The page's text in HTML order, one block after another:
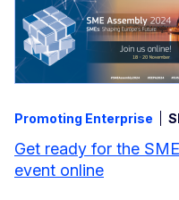
Promoting Enterprise
Get ready for the
event online